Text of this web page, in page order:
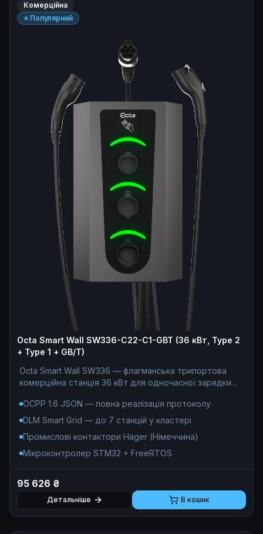
Комерційна
⭐ Популярний
Octa Smart Wall SW336-С22-C1-GBT (36 кВт, Type 2
+ Type 1 + GB/T)
Octa Smart Wall SW336 — флагманська трипортова
комерційна станція 36 кВт для одночасної зарядки
2, 22 кВт) та США (Type 1, 7,4 кВт) — без жодних
перехідників. Єдине рішення для АЗС, ТРЦ та
електромобілів: OCPP 1.6 JSON, DLM до 7 станцій у
кластері, білінг 0% комісії. Під капотом —
Hager з дугогасними камерами, апаратний облік на
чипах Analog Devices ADE (клас точності 0.5S),
трансформатори струму VACUUMSCHMELZE (DC
OCPP 1.6 JSON — повна реалізація протоколу
DLM Smart Grid — до 7 станцій у кластері
Промислові контактори Hager (Німеччина)
Мікроконтролер STM32 + FreeRTOS
95 626 ₴
Детальніше В кошик